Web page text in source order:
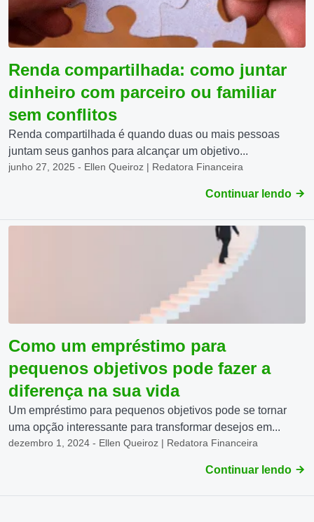
Renda compartilhada: como juntar
dinheiro com parceiro ou familiar
sem conflitos
Renda compartilhada é quando duas ou mais pessoas
juntam seus ganhos para alcançar um objetivo...
junho 27, 2025 - Ellen Queiroz | Redatora Financeira
Continuar lendo
Como um empréstimo para
pequenos objetivos pode fazer a
diferença na sua vida
Um empréstimo para pequenos objetivos pode se tornar
uma opção interessante para transformar desejos em...
dezembro 1, 2024 - Ellen Queiroz | Redatora Financeira
Continuar lendo